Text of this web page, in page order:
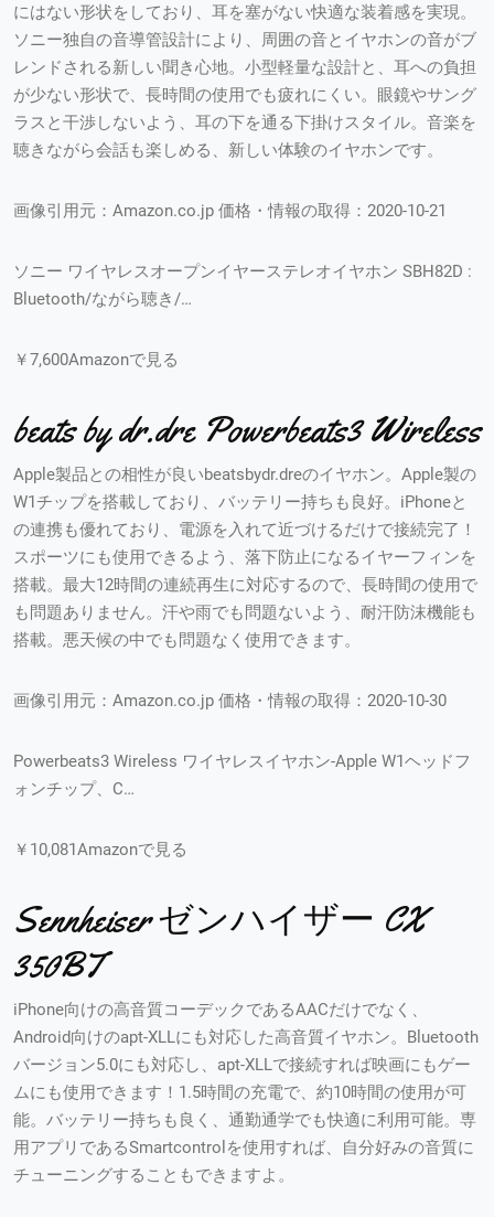
にはない形状をしており、耳を塞がない快適な装着感を実現。
ソニー独自の音導管設計により、周囲の音とイヤホンの音がブ
レンドされる新しい聞き心地。小型軽量な設計と、耳への負担
が少ない形状で、長時間の使用でも疲れにくい。眼鏡やサング
ラスと干渉しないよう、耳の下を通る下掛けスタイル。音楽を
聴きながら会話も楽しめる、新しい体験のイヤホンです。
画像引用元：Amazon.co.jp 価格・情報の取得：2020-10-21
ソニー ワイヤレスオープンイヤーステレオイヤホン SBH82D :
Bluetooth/ながら聴き/…
￥7,600Amazonで見る
beats by dr.dre Powerbeats3 Wireless
Apple製品との相性が良いbeatsbydr.dreのイヤホン。Apple製の
W1チップを搭載しており、バッテリー持ちも良好。iPhoneと
の連携も優れており、電源を入れて近づけるだけで接続完了！
スポーツにも使用できるよう、落下防止になるイヤーフィンを
搭載。最大12時間の連続再生に対応するので、長時間の使用で
も問題ありません。汗や雨でも問題ないよう、耐汗防沫機能も
搭載。悪天候の中でも問題なく使用できます。
画像引用元：Amazon.co.jp 価格・情報の取得：2020-10-30
Powerbeats3 Wireless ワイヤレスイヤホン-Apple W1ヘッドフ
ォンチップ、C…
￥10,081Amazonで見る
Sennheiser ゼンハイザー CX
350BT
iPhone向けの高音質コーデックであるAACだけでなく、
Android向けのapt-XLLにも対応した高音質イヤホン。Bluetooth
バージョン5.0にも対応し、apt-XLLで接続すれば映画にもゲー
ムにも使用できます！1.5時間の充電で、約10時間の使用が可
能。バッテリー持ちも良く、通勤通学でも快適に利用可能。専
用アプリであるSmartcontrolを使用すれば、自分好みの音質に
チューニングすることもできますよ。